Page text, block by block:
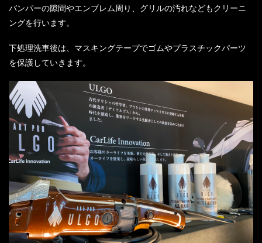
バンパーの隙間やエンブレム周り、グリルの汚れなどもクリーニ
ングを行います。
下処理洗車後は、マスキングテープでゴムやプラスチックパーツ
を保護していきます。